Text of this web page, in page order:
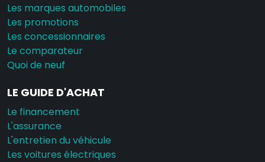
Les marques automobiles
Les promotions
Les concessionnaires
Le comparateur
Quoi de neuf
LE GUIDE D'ACHAT
Le financement
L'assurance
L'entretien du véhicule
Les voitures électriques